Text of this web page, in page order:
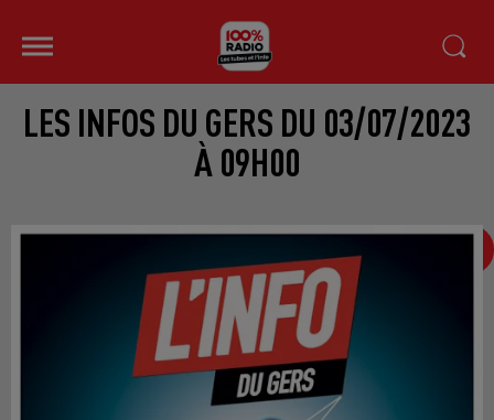
LES INFOS DU GERS DU 03/07/2023
À 09H00